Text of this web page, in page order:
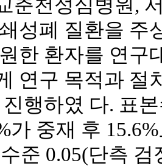
춘천성심병원,
성폐 질환을 주
한 환자를 연구
연구 목적과 절
행하였 다. 표
가 중재 후
준 0.05(단측